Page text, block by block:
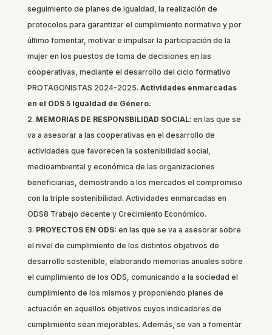
seguimiento de planes de igualdad, la realización de
protocolos para garantizar el cumplimiento normativo y por
último fomentar, motivar e impulsar la participación de la
mujer en los puestos de toma de decisiones en las
cooperativas, mediante el desarrollo del ciclo formativo
PROTAGONISTAS 2024-2025. Actividades enmarcadas
en el ODS 5 Igualdad de Género.
MEMORIAS DE RESPONSBILIDAD SOCIAL: en las que se
va a asesorar a las cooperativas en el desarrollo de
actividades que favorecen la sostenibilidad social,
medioambiental y económica de las organizaciones
beneficiarias, demostrando a los mercados el compromiso
con la triple sostenibilidad. Actividades enmarcadas en
ODS8 Trabajo decente y Crecimiento Económico.​
PROYECTOS EN ODS: en las que se va a asesorar sobre
el nivel de cumplimiento de los distintos objetivos de
desarrollo sostenible, elaborando memorias anuales sobre
el cumplimiento de los ODS, comunicando a la sociedad el
cumplimiento de los mismos y proponiendo planes de
actuación en aquellos objetivos cuyos indicadores de
cumplimiento sean mejorables. Además, se van a fomentar